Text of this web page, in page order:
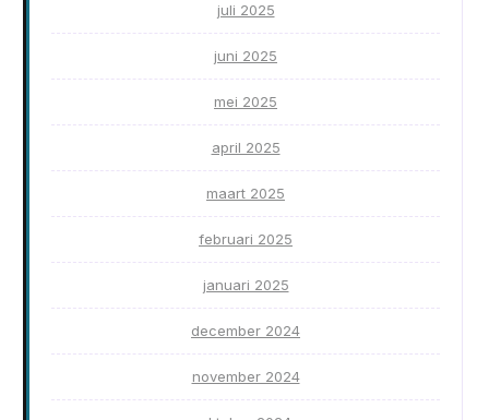
juli 2025
juni 2025
mei 2025
april 2025
maart 2025
februari 2025
januari 2025
december 2024
november 2024